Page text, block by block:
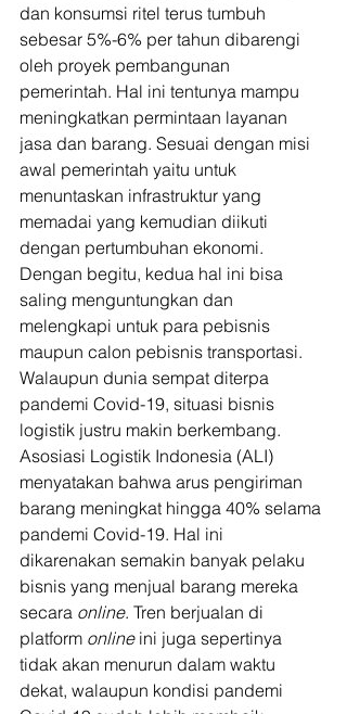
dan konsumsi ritel terus tumbuh
sebesar 5%-6% per tahun dibarengi
oleh proyek pembangunan
pemerintah. Hal ini tentunya mampu
meningkatkan permintaan layanan
jasa dan barang. Sesuai dengan misi
awal pemerintah yaitu untuk
menuntaskan infrastruktur yang
memadai yang kemudian diikuti
dengan pertumbuhan ekonomi.
Dengan begitu, kedua hal ini bisa
saling menguntungkan dan
melengkapi untuk para pebisnis
maupun calon pebisnis transportasi.
Walaupun dunia sempat diterpa
pandemi Covid-19, situasi bisnis
logistik justru makin berkembang.
Asosiasi Logistik Indonesia (ALI)
menyatakan bahwa arus pengiriman
barang meningkat hingga 40% selama
pandemi Covid-19. Hal ini
dikarenakan semakin banyak pelaku
bisnis yang menjual barang mereka
secara online. Tren berjualan di
platform online ini juga sepertinya
tidak akan menurun dalam waktu
dekat, walaupun kondisi pandemi